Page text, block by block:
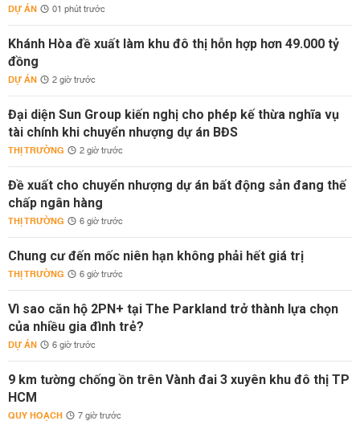
DỰ ÁN 01 phút trước
Khánh Hòa đề xuất làm khu đô thị hỗn hợp hơn 49.000 tỷ
đồng
DỰ ÁN 2 giờ trước
Đại diện Sun Group kiến nghị cho phép kế thừa nghĩa vụ
tài chính khi chuyển nhượng dự án BĐS
THỊ TRƯỜNG 2 giờ trước
Đề xuất cho chuyển nhượng dự án bất động sản đang thế
chấp ngân hàng
THỊ TRƯỜNG 6 giờ trước
Chung cư đến mốc niên hạn không phải hết giá trị
THỊ TRƯỜNG 6 giờ trước
Vì sao căn hộ 2PN+ tại The Parkland trở thành lựa chọn
của nhiều gia đình trẻ?
DỰ ÁN 6 giờ trước
9 km tường chống ồn trên Vành đai 3 xuyên khu đô thị TP
HCM
QUY HOẠCH 7 giờ trước